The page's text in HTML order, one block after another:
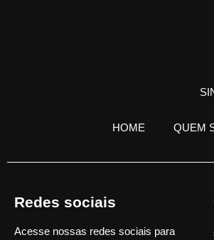
HOME QUEM
Redes sociais
Acesse nossas redes sociais para